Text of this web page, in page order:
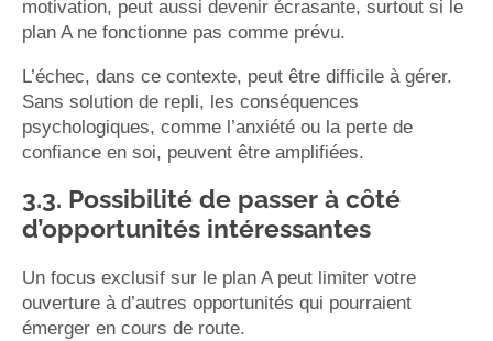
motivation, peut aussi devenir écrasante, surtout si le
plan A ne fonctionne pas comme prévu.
L’échec, dans ce contexte, peut être difficile à gérer.
Sans solution de repli, les conséquences
psychologiques, comme l’anxiété ou la perte de
confiance en soi, peuvent être amplifiées.
3.3. Possibilité de passer à côté
d’opportunités intéressantes
Un focus exclusif sur le plan A peut limiter votre
ouverture à d’autres opportunités qui pourraient
émerger en cours de route.